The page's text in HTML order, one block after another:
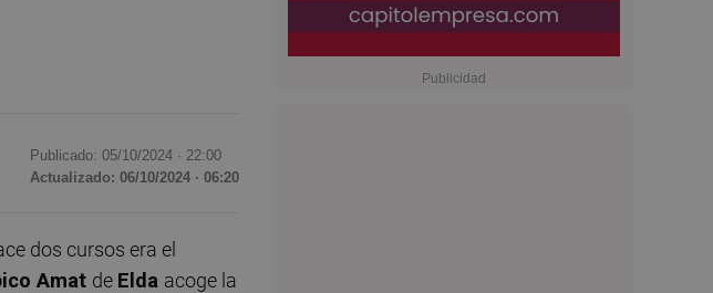
Publicado: 05/10/2024 · 22:00
Actualizado: 06/10/2024 · 06:20
dos cursos era el
Amat de Elda acoge la